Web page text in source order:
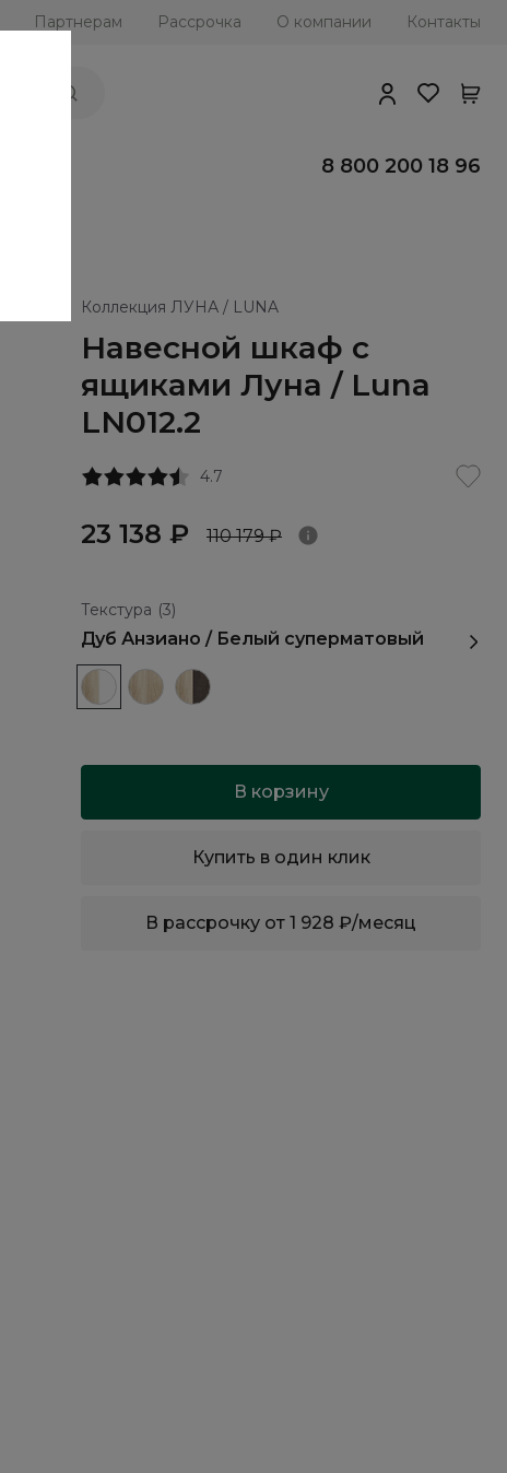
Партнерам Рассрочка О компании Контакты
8 800 200 18 96
Коллекция ЛУНА / LUNA
Навесной шкаф с
ящиками Луна / Luna
LN012.2
4.7
23 138 ₽ 110 179 ₽
Текстура (3)
Дуб Анзиано / Белый суперматовый
В корзину
Купить в один клик
В рассрочку от 1 928 ₽/месяц